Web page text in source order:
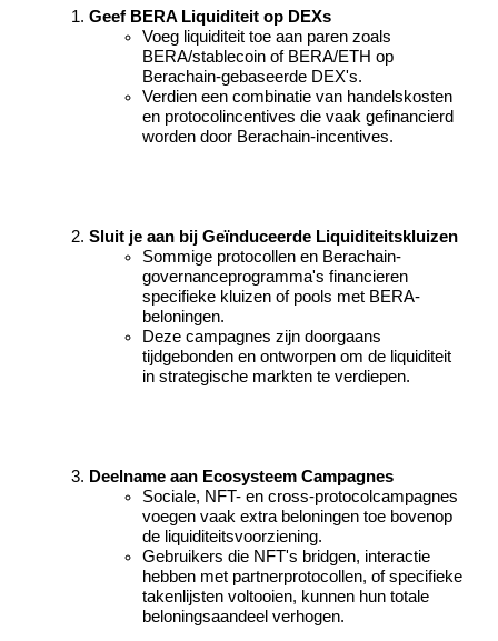
Leer staken
Meer informatie over het verdienen van passief inkomen
AI
Bitrue Affiliates
Tot 65% commissies!
Geef BERA Liquiditeit op DEXs
Voeg liquiditeit toe aan paren zoals
BERA/stablecoin of BERA/ETH op
Berachain-gebaseerde DEX's.
Verdien een combinatie van handelskosten
en protocolincentives die vaak gefinancierd
worden door Berachain-incentives.
Sluit je aan bij Geïnduceerde Liquiditeitskluizen
Sommige protocollen en Berachain-
governanceprogramma's financieren
specifieke kluizen of pools met BERA-
beloningen.
Deze campagnes zijn doorgaans
tijdgebonden en ontworpen om de liquiditeit
in strategische markten te verdiepen.
Deelname aan Ecosysteem Campagnes
Sociale, NFT- en cross-protocolcampagnes
voegen vaak extra beloningen toe bovenop
de liquiditeitsvoorziening.
Gebruikers die NFT's bridgen, interactie
hebben met partnerprotocollen, of specifieke
takenlijsten voltooien, kunnen hun totale
beloningsaandeel verhogen.